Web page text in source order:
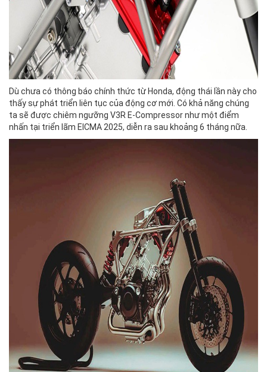
Dù chưa có thông báo chính thức từ Honda, động thái lần này cho
thấy sự phát triển liên tục của động cơ mới. Có khả năng chúng
ta sẽ được chiêm ngưỡng V3R E-Compressor như một điểm
nhấn tại triển lãm EICMA 2025, diễn ra sau khoảng 6 tháng nữa.